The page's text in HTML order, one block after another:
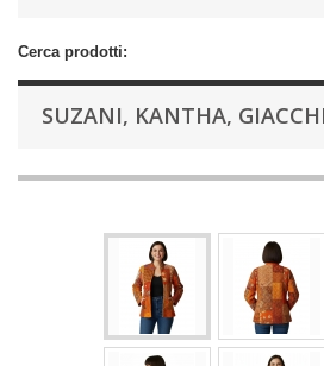
Cerca prodotti:
SUZANI, KANTHA,